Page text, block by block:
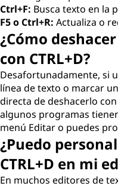
Ctrl+F: Busca texto en la
F5 o Ctrl+R: Actualiza o
¿Cómo
con CTRL+D?
Desafortunadamente, si
línea de texto o marcar
directa de deshacerlo
algunos programas
menú Editar o puedes
¿Puedo
CTRL+D en mi
En muchos editores de